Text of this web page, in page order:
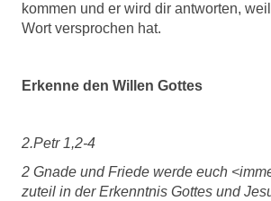
kommen und er wird dir antworten,
Wort versprochen hat.
Erkenne den Willen Gottes
2.Petr 1,2-4
2 Gnade und Friede werde euch
zuteil in der Erkenntnis Gottes und